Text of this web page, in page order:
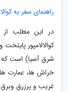
راهنمای سفر به
در این مطلب از
کوالالامپور
شرق آسیا) است که
خراش ها، عمارت
غریب و پرزرق